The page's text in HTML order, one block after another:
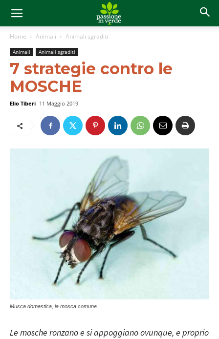
Home Animali Animali sgraditi
Animali Animali sgraditi
7 strategie contro le
MOSCHE
Elio Tiberi 11 Maggio 2019
Musca domestica, la mosca comune.
Le mosche ronzano e si appoggiano ovunque, e proprio